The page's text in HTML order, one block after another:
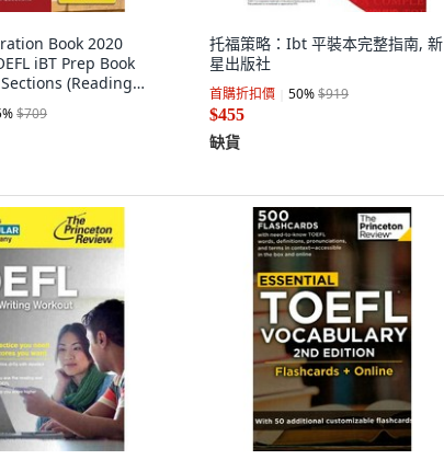
Book 2020
iBT Prep Book
(Reading
裝版, Test Prep
%$709
托福策略：Ibt 平裝本完整指南, 新
星出版社
首購折扣價 50%$919
$455
缺貨